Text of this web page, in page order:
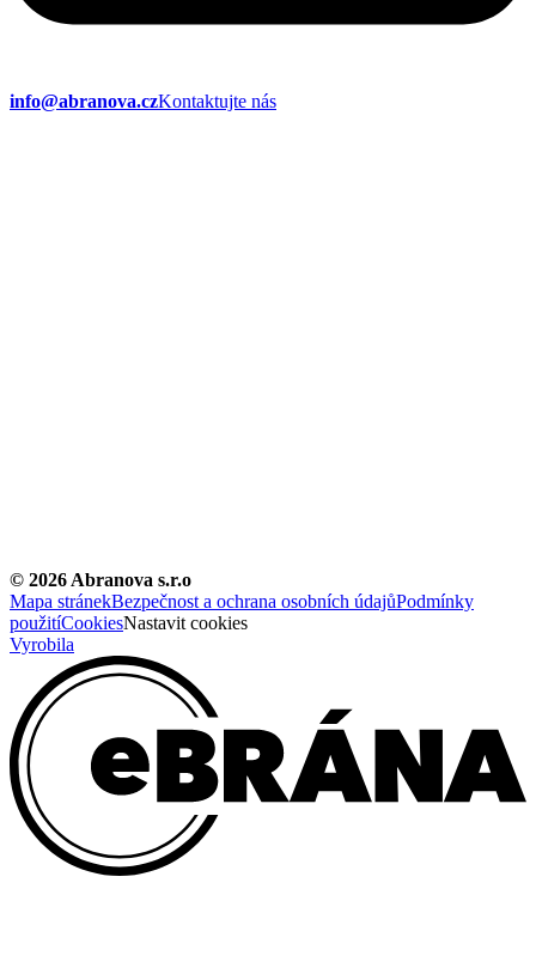
info@abranova.czKontaktujte nás
© 2026 Abranova s.r.o
Mapa stránekBezpečnost a ochrana osobních údajůPodmínky
použitíCookiesNastavit cookies
Vyrobila